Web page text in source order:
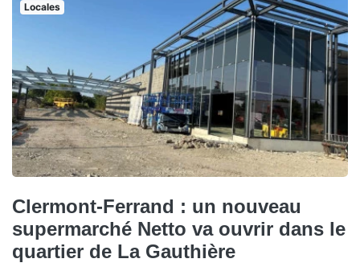
Locales
Clermont-Ferrand : un nouveau
supermarché Netto va ouvrir dans le
quartier de La Gauthière